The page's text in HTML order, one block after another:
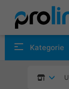
Kategorie